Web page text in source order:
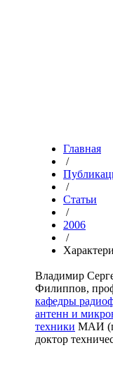
Главная
/
/
Статьи
/
2006
/
Владимир
Филиппов,
кафедры
антенн и
техники МАИ
доктор